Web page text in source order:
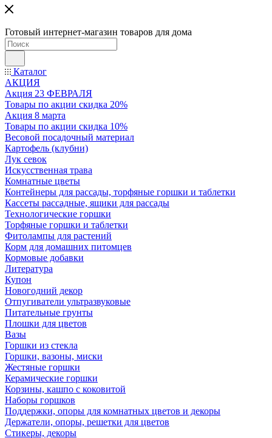
Готовый интернет-магазин товаров для дома
Каталог
АКЦИЯ
Акция 23 ФЕВРАЛЯ
Товары по акции скидка 20%
Акция 8 марта
Товары по акции скидка 10%
Весовой посадочный материал
Картофель (клубни)
Лук севок
Искусственная трава
Комнатные цветы
Контейнеры для рассады, торфяные горшки и таблетки
Кассеты рассадные, ящики для рассады
Технологические горшки
Торфяные горшки и таблетки
Фитолампы для растений
Корм для домашних питомцев
Кормовые добавки
Литература
Купон
Новогодний декор
Отпугиватели ультразвуковые
Питательные грунты
Плошки для цветов
Вазы
Горшки из стекла
Горшки, вазоны, миски
Жестяные горшки
Керамические горшки
Корзины, кашпо с коковитой
Наборы горшков
Поддержки, опоры для комнатных цветов и декоры
Держатели, опоры, решетки для цветов
Стикеры, декоры